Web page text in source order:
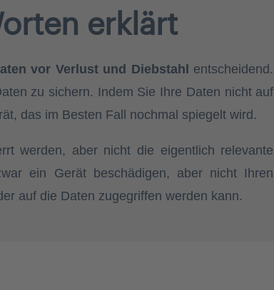
erklärt
vor Verlust und Diebstahl entscheidend.
zu sichern. Indem Sie Ihre Daten nicht auf
das im Besten Fall nochmal spiegelt wird.
werden, aber nicht die eigentlich relevante
ein Gerät beschädigen, aber nicht Ihren
auf die Daten zugegriffen werden kann.